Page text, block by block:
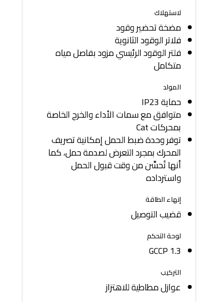
لاستهلاك
مضخة تحضير وقود
فلاتر الوقود الثانوية
فلتر الوقود الرئيسي مزود بفاصل مياه
متكامل
المولد
حماية IP23
متوافق مع سمات الأداء والخرج الخاصة
بمحركات Cat
توفر وحدة ضبط الحمل إمكانية تصريف
المحرك بمجرد التعرض لصدمة حمل، كما
أنها تُحسِّن من وقت قبول الحمل
واسترداده
إنهاء الطاقة
قضيب التوصيل
لوحة التحكم
GCCP 1.3
التركيب
عوازل مطاطية للاهتزاز